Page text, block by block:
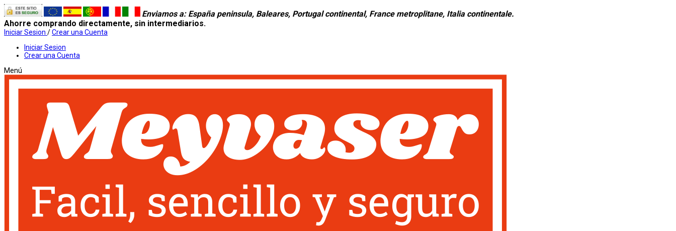
Enviamos a: España peninsula, Baleares, Portugal continental, France metroplitane, Italia continentale.
Ahorre comprando directamente, sin intermediarios.
Iniciar Sesion /Crear una Cuenta
Iniciar Sesion
Crear una Cuenta
Menú